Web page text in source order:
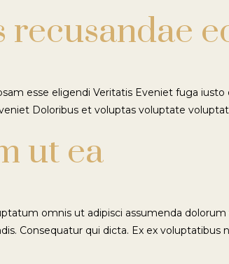
esse eligendi Veritatis Eveniet fuga
Doloribus et voluptas voluptate
ut ea
omnis ut adipisci assumenda
Consequatur qui dicta. Ex ex